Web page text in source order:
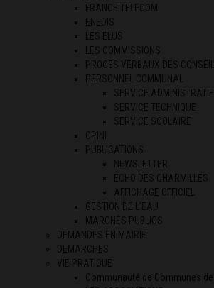
FRANCE TELECOM
ENEDIS
LES ÉLUS
LES COMMISSIONS
PROCES VERBAUX DES
PERSONNEL COMMUNAL
SERVICE ADMINISTRATIF
SERVICE TECHNIQUE
SERVICE SCOLAIRE
CPINI
PUBLICATIONS
NEWSLETTER
ECHO DES CHARMILLES
AFFICHAGE OFFICIEL
GESTION DE L’EAU
MARCHÉS PUBLICS
DEMANDES EN MAIRIE
DEMARCHES
VIE PRATIQUE
Communauté de Communes de